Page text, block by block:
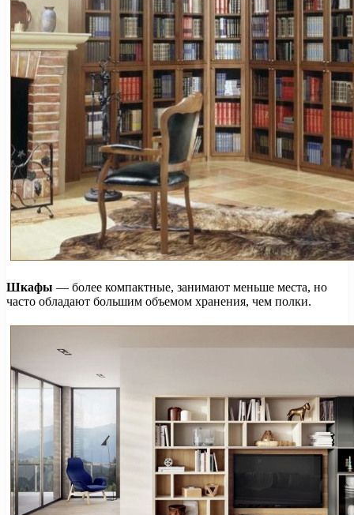
Шкафы — более компактные, занимают меньше места, но
часто обладают большим объемом хранения, чем полки.